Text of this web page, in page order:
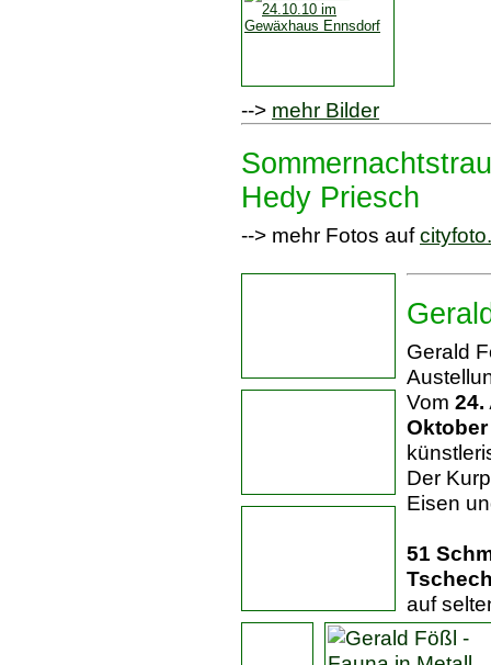
--> mehr Bilder
Hedy Priesch
--> mehr Fotos auf
Gerald
Vom 24.
Oktober
Der
Eisen
51
auf